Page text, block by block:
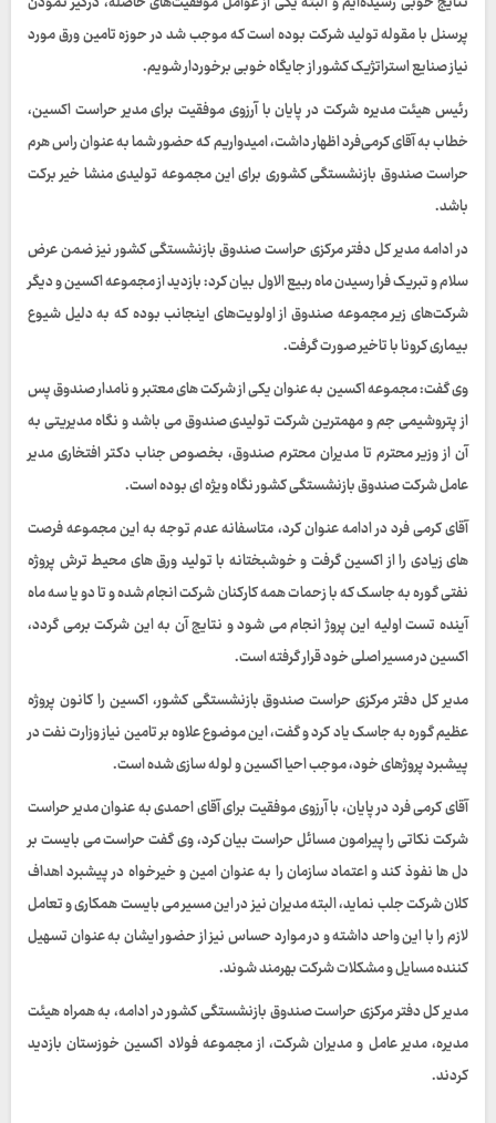
پرسنل با مقوله تولید شرکت بوده است که موجب شد در حوزه تامین ورق مورد
نیاز صنایع استراتژیک کشور از جایگاه خوبی برخوردار شویم.
رئیس هیئت مدیره شرکت در پایان با آرزوی موفقیت برای مدیر حراست اکسین،
خطاب به آقای کرمی‌فرد اظهار داشت، امیدواریم که حضور شما به عنوان راس هرم
حراست صندوق بازنشستگی کشوری برای این مجموعه تولیدی منشا خیر برکت
باشد.
در ادامه مدیر کل دفتر مرکزی حراست صندوق بازنشستگی کشور نیز ضمن عرض
سلام و تبریک فرا رسیدن ماه ربیع الاول بیان کرد: بازدید از مجموعه اکسین و دیگر
شرکت‌های زیر مجموعه صندوق از اولویت‌های اینجانب بوده که به دلیل شیوع
بیماری کرونا با تاخیر صورت گرفت.
وی گفت: مجموعه اکسین به عنوان یکی از شرکت های معتبر و نامدار صندوق پس
از پتروشیمی جم و مهمترین شرکت تولیدی صندوق می باشد و نگاه مدیریتی به
آن از وزیر محترم تا مدیران محترم صندوق، بخصوص جناب دکتر افتخاری مدیر
عامل شرکت صندوق بازنشستگی کشور نگاه ویژه ای بوده است.
آقای کرمی فرد در ادامه عنوان کرد، متاسفانه عدم توجه به این مجموعه فرصت
های زیادی را از اکسین گرفت و خوشبختانه با تولید ورق های محیط ترش پروژه
نفتی گوره به جاسک که با زحمات همه کارکنان شرکت انجام شده و تا دو یا سه ماه
آینده تست اولیه این پروژ انجام می شود و نتایج آن به این شرکت برمی گردد،
اکسین در مسیر اصلی خود قرار گرفته است.
مدیر کل دفتر مرکزی حراست صندوق بازنشستگی کشور، اکسین را کانون پروژه
عظیم گوره به جاسک یاد کرد و گفت، این موضوع علاوه بر تامین نیاز وزارت نفت در
پیشبرد پروژهای خود، موجب احیا اکسین و لوله سازی شده است.
آقای کرمی فرد در پایان، با آرزوی موفقیت برای آقای احمدی به عنوان مدیر حراست
شرکت نکاتی را پیرامون مسائل حراست بیان کرد، وی گفت حراست می بایست بر
دل ها نفوذ کند و اعتماد سازمان را به عنوان امین و خیرخواه در پیشبرد اهداف
کلان شرکت جلب نماید، البته مدیران نیز در این مسیر می بایست همکاری و تعامل
لازم را با این واحد داشته و در موارد حساس نیز از حضور ایشان به عنوان تسهیل
کننده مسایل و مشکلات شرکت بهرمند شوند.
مدیر کل دفتر مرکزی حراست صندوق بازنشستگی کشور در ادامه، به همراه هیئت
مدیره، مدیر عامل و مدیران شرکت، از مجموعه فولاد اکسین خوزستان بازدید
کردند.